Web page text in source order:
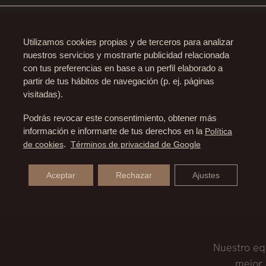
de inflamación normal que ocurre durante la noche.
CON OTROS
antiarrugas como los hilos tensores o un
a tomar la decisión adecuada para ti.
Y RINOPLASTIA?
el aspecto de la nariz. Pero es cierto que son
qué técnica es la más adecuada para ti.
y desees realizarte una rinomodelación
trabajar sobre tejidos vírgenes que tejidos que
REDUCIR LA NARIZ?
con una rinomodelación. Para ello es necesario
estos casos siempre es necesaria una cirugía de
Nuestro
Utilizamos cookies propias y de terceros para analizar
nuestros servicios y mostrarte publicidad relacionada
con tus preferencias en base a un perfil elaborado a
partir de tus hábitos de navegación (p. ej. páginas
visitadas).
Podrás revocar este consentimiento, obtener más
información e informarte de tus derechos en la Política
de cookies. Términos de privacidad de Google
Aceptar Rechazar Ajustes